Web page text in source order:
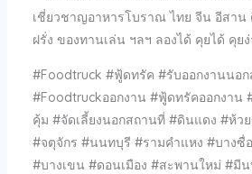
เชี่ยวชาญอาหารโบราณ ไทย จีน อีสาน
ฝรั่ง ของทานเล่น ฯลฯ ลองได้ คุยได้ คุย
#Foodtruck #ฟู้ดทรัค #รับออกงานนอ
#Foodtruckออกงาน #ฟู้ดทรัคออกงาน
คุ้ม #จัดเลี้ยงนอกสถานที่ #ดินแดง #ห้ว
#จตุจักร #นนทบุรี #รามคำแหง #บางซื่
#บางเขน #ดอนเมือง #สะพานใหม่ #มี